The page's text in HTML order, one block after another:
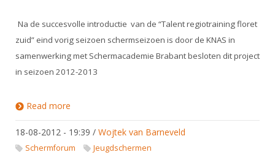
Nieuws
Verenigingsondersteuning
Witte Vlekkenplan
Overschrijven leden
Nieuws
Aanvragen van scheidsrechters
Import inschrijvingen uit Nahouw
Verwerk wedstrijduitslagen
Archief
Bibliotheek
ALV
Na de succesvolle introductie van de “Talent regiotraining floret
zuid” eind vorig seizoen schermseizoen is door de KNAS in
samenwerking met Schermacademie Brabant besloten dit project
in seizoen 2012-2013
Read more
18-08-2012 - 19:39 / Wojtek van Barneveld
Schermforum Jeugdschermen